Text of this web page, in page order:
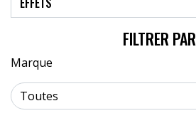
FILTRER PAR
Marque
Toutes